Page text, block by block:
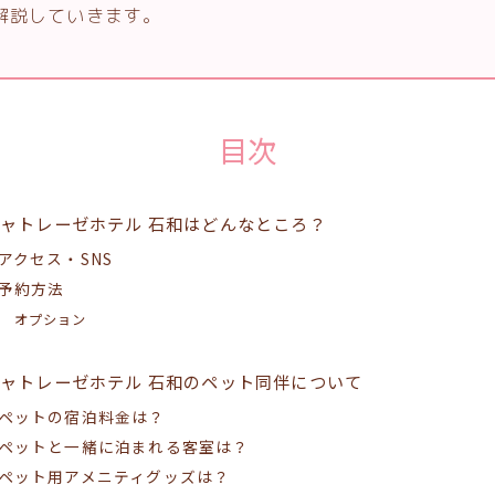
していきます。
目次
トレーゼホテル 石和はどんなところ？
クセス・SNS
約方法
オプション
トレーゼホテル 石和のペット同伴について
ットの宿泊料金は？
ットと一緒に泊まれる客室は？
ット用アメニティグッズは？